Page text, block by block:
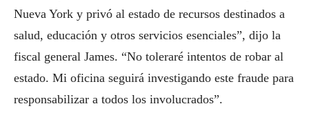
Nueva York y privó al estado de recursos destinados a
salud, educación y otros servicios esenciales”, dijo la
fiscal general James. “No toleraré intentos de robar al
estado. Mi oficina seguirá investigando este fraude para
responsabilizar a todos los involucrados”.